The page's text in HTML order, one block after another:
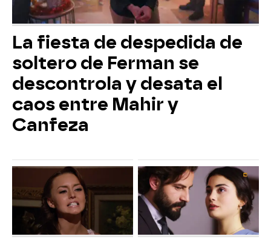
La fiesta de despedida de
soltero de Ferman se
descontrola y desata el
caos entre Mahir y
Canfeza